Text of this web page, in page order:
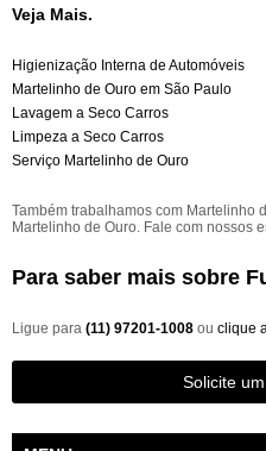
Veja Mais.
Higienização Interna de Automóveis
Martelinho de Ouro em São Paulo
Lavagem a Seco Carros
Limpeza a Seco Carros
Serviço Martelinho de Ouro
Também trabalhamos com Martelinho
Martelinho de Ouro. Fale com nossos
Para saber mais sobre
Ligue para (11) 97201-1008 ou clique
Solicite